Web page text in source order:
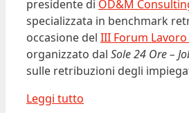
presidente di OD&M
specializzata in benchmark
occasione del III Forum
organizzato dal Sole 24 Ore –
sulle retribuzioni degli
Leggi tutto